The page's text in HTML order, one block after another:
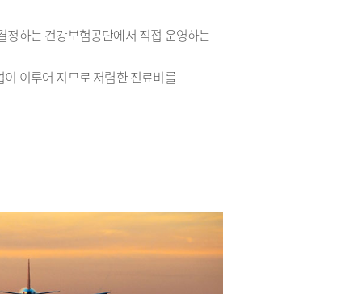
정하는 건강보험공단에서 직접 운영하는
이루어 지므로 저렴한 진료비를